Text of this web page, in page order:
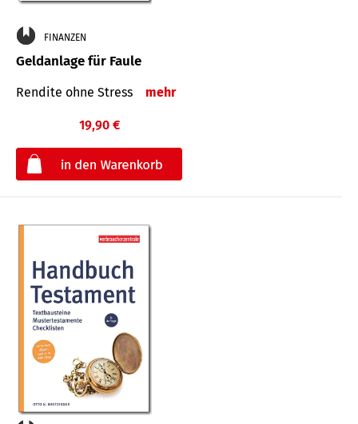
FINANZEN
Geldanlage für Faule
Rendite ohne Stress mehr
19,90 €